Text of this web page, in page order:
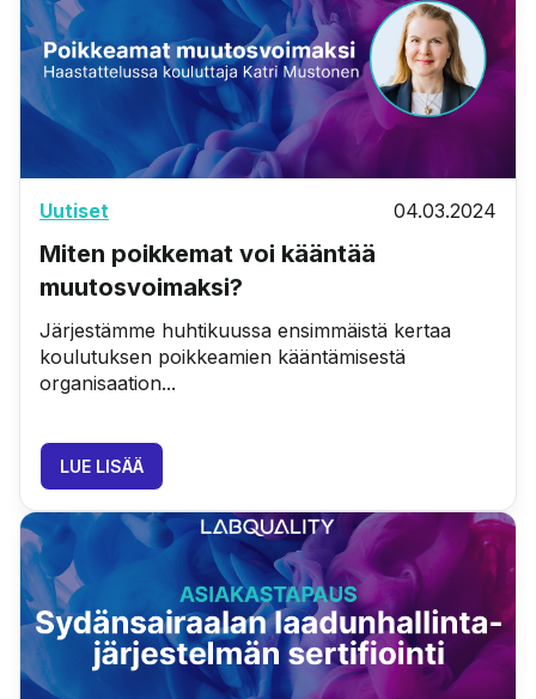
Uutiset 04.03.2024
Miten poikkemat voi kääntää
muutosvoimaksi?
Järjestämme huhtikuussa ensimmäistä kertaa
koulutuksen poikkeamien kääntämisestä
organisaation...
LUE LISÄÄ